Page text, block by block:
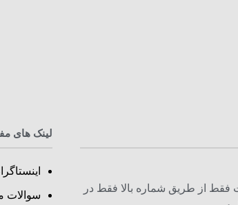
فقط از طریق شماره بالا فقط در
لینک های
سوالات